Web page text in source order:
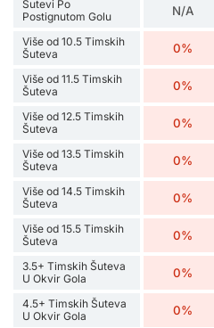
Šutevi Po
Postignutom Golu
N/A
Više od 10.5 Timskih
Šuteva
0%
Više od 11.5 Timskih
Šuteva
0%
Više od 12.5 Timskih
Šuteva
0%
Više od 13.5 Timskih
Šuteva
0%
Više od 14.5 Timskih
Šuteva
0%
Više od 15.5 Timskih
Šuteva
0%
3.5+ Timskih Šuteva
U Okvir Gola
0%
4.5+ Timskih Šuteva
U Okvir Gola
0%